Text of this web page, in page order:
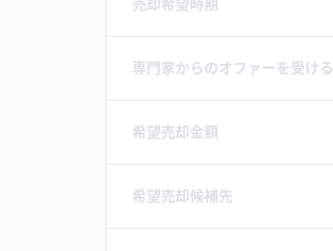
売却希望時期
専門家からのオファーを受ける
希望売却金額
希望売却候補先